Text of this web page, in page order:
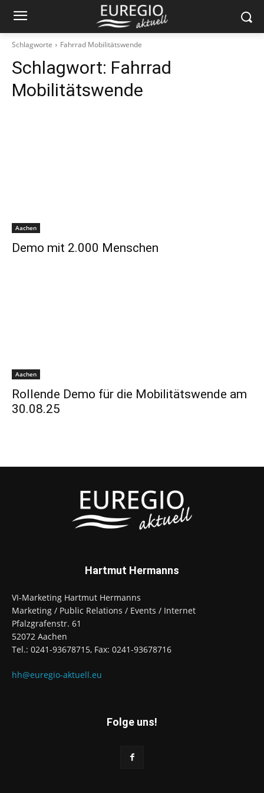
Schlagworte Fahrrad Mobilitätswende
Schlagwort: Fahrrad
Mobilitätswende
Aachen
Demo mit 2.000 Menschen
Aachen
Rollende Demo für die Mobilitätswende am
30.08.25
Hartmut Hermanns
VI-Marketing Hartmut Hermanns
Marketing / Public Relations / Events / Internet
Pfalzgrafenstr. 61
52072 Aachen
Tel.: 0241-93678715, Fax: 0241-93678716
hh@euregio-aktuell.eu
Folge uns!